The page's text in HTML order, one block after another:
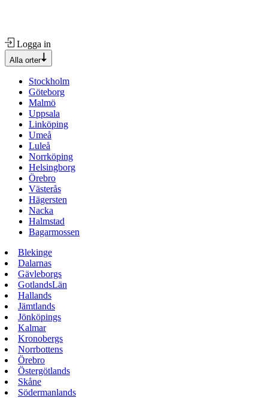
Logga in
Alla orter
Stockholm
Göteborg
Malmö
Uppsala
Linköping
Umeå
Luleå
Norrköping
Helsingborg
Örebro
Västerås
Hägersten
Nacka
Halmstad
Bagarmossen
Blekinge
Dalarnas
Gävleborgs
GotlandsLän
Hallands
Jämtlands
Jönköpings
Kalmar
Kronobergs
Norrbottens
Örebro
Östergötlands
Skåne
Södermanlands